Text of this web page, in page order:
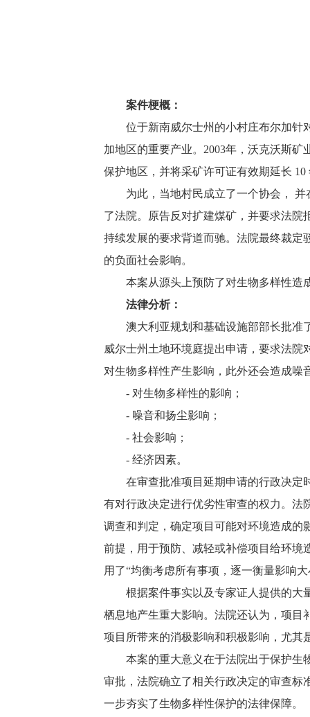
案件梗概：
位于新南威尔士州的小村庄布尔加针对
加地区的重要产业。2003年，沃克沃斯矿
保护地区，并将采矿许可证有效期延长 10
为此，当地村民成立了一个协会， 并
了法院。原告反对扩建煤矿，并要求法
持续发展的要求背道而驰。法院最终裁定
的负面社会影响。
本案从源头上预防了对生物多样性造成
法律分析：
澳大利亚规划和基础设施部部长批准了
威尔士州土地环境庭提出申请，要求法院
对生物多样性产生影响，此外还会造成
- 对生物多样性的影响；
- 噪音和扬尘影响；
- 社会影响；
- 经济因素。
在审查批准项目延期申请的行政决定时
有对行政决定进行优劣性审查的权力。法
调查和判定，确定项目可能对环境造成的
前提，用于预防、减轻或补偿项目给环境
用了“均衡考虑所有事项，逐一衡量影响
根据案件事实以及专家证人提供的大量
栖息地产生重大影响。法院还认为，项目
项目所带来的消极影响和积极影响，尤其
本案的重大意义在于法院出于保护生物
审批，法院确立了相关行政决定的审查标
一步夯实了生物多样性保护的法律保障。